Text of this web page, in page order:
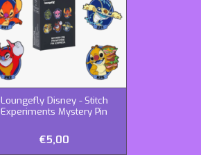
Loungefly Disney - Stitch
Experiments Mystery Pin
€5,00